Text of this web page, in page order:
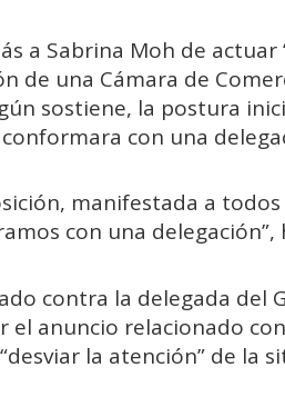
a Sabrina Moh de actuar
de una Cámara de
sostiene, la postura
con una
manifestada a
con una delegación”,
contra la delegada del
anuncio relacionado
la atención” de la